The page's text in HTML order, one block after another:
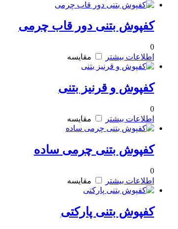
کفپوش بتنی دور قاب چرمی
0
اطلاعات بیشتر
مقایسه
کفپوش و قرنیز بتنی
0
اطلاعات بیشتر
مقایسه
کفپوش بتنی چرمی ساده
0
اطلاعات بیشتر
مقایسه
کفپوش بتنی پارکتی